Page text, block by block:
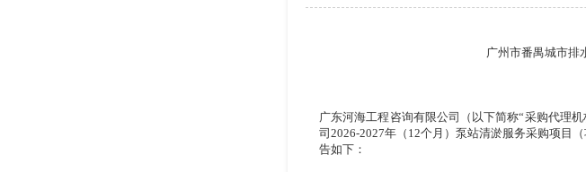
广州市番禺城市排
广东河海工程咨询有限公司（以下简称“采购代理
司2026-2027年（12个月）泵站清淤服务采购项目
告如下：